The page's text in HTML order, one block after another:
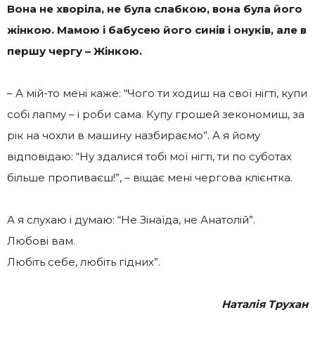
Вона не хворіла, не була слабкою, вона була його
жінкою. Мамою і бабусею його синів і онуків, але в
першу чергу – Жінкою.
– А мій-то мені каже: “Чого ти ходиш на свої нігті, купи
собі лапму – і роби сама. Купу грошей зекономиш, за
рік на чохли в машину назбираємо”. А я йому
відповідаю: “Ну здалися тобі мої нігті, ти по суботах
більше пропиваєш!”, – віщає мені чергова клієнтка.
А я слухаю і думаю: “Не Зінаїда, не Анатолій”.
Любові вам.
Любіть себе, любіть гідних”.
Наталія Трухан